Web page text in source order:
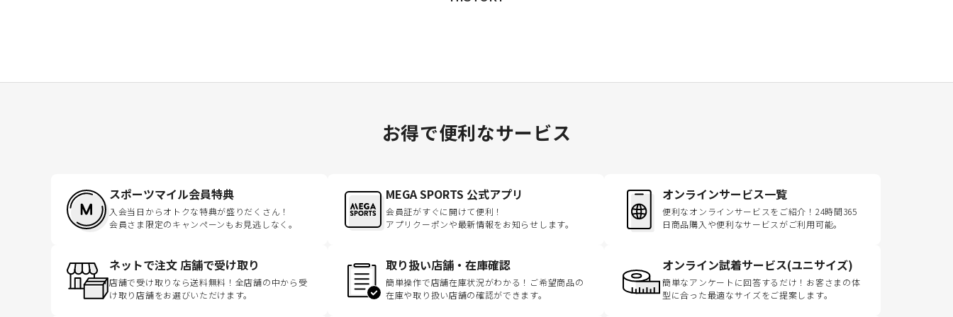
お得で便利なサービス
スポーツマイル会員特典
入会当日からオトクな特典が盛りだくさん！
会員さま限定のキャンペーンもお見逃しなく。
MEGA SPORTS 公式アプリ
会員証がすぐに開けて便利！
アプリクーポンや最新情報をお知らせします。
オンラインサービス一覧
便利なオンラインサービスをご紹介！24時間365
日商品購入や便利なサービスがご利用可能。
ネットで注文 店舗で受け取り
店舗で受け取りなら送料無料！全店舗の中から受
け取り店舗をお選びいただけます。
取り扱い店舗・在庫確認
簡単操作で店舗在庫状況がわかる！ご希望商品の
在庫や取り扱い店舗の確認ができます。
オンライン試着サービス(ユニサイズ)
簡単なアンケートに回答するだけ！お客さまの体
型に合った最適なサイズをご提案します。